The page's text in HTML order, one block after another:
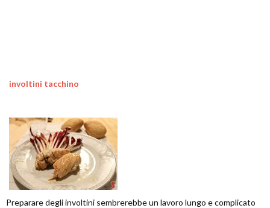
involtini tacchino
Preparare degli involtini sembrerebbe un lavoro lungo e complicato